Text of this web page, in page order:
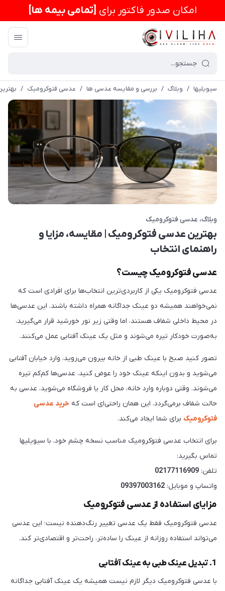
امكان صدور فاکتور برای [تمامی بیمه ها]
سیویلیها / وبلاگ / بررسی و مقایسه عدسی ها / عدسی فتوکرومیک /
وبلاگ عدسی فتوکرومیک
بهترین عدسی فتوکرومیک | مقایسه، مزایا و
راهنمای انتخاب
عدسی فتوکرومیک چیست؟
عدسی فتوکرومیک یکی از کاربردی‌ترین انتخاب‌ها برای افرادی است که
نمی‌خواهند همیشه دو عینک جداگانه همراه داشته باشند. این عدسی‌ها
در محیط داخلی شفاف هستند، اما وقتی زیر نور خورشید قرار می‌گیرید،
به‌صورت خودکار تیره می‌شوند و مثل یک عینک آفتابی عمل می‌کنند.
تصور کنید صبح با عینک طبی از خانه بیرون می‌روید، وارد خیابان آفتابی
می‌شوید و بدون اینکه عینک خود را عوض کنید، عدسی‌ها کم‌کم تیره
می‌شوند. وقتی دوباره وارد خانه، محل کار یا فروشگاه می‌شوید، عدسی به
حالت شفاف برمی‌گردد. این همان راحتی‌ای است که خرید عدسی
فتوکرومیک برای شما ایجاد می‌کند.
برای انتخاب عدسی فتوکرومیک مناسب نسخه چشم خود، با سیویلیها
تماس بگیرید:
تلفن: 02177116909
واتساپ و موبایل: 09397003162
مزایای استفاده از عدسی فتوکرومیک
عدسی فتوکرومیک فقط یک عدسی تغییر رنگ‌دهنده نیست؛ این عدسی
می‌تواند استفاده روزانه از عینک را ساده‌تر، راحت‌تر و اقتصادی‌تر کند.
1. تبدیل عینک طبی به عینک آفتابی
با عدسی فتوکرومیک دیگر لازم نیست همیشه یک عینک آفتابی جداگانه